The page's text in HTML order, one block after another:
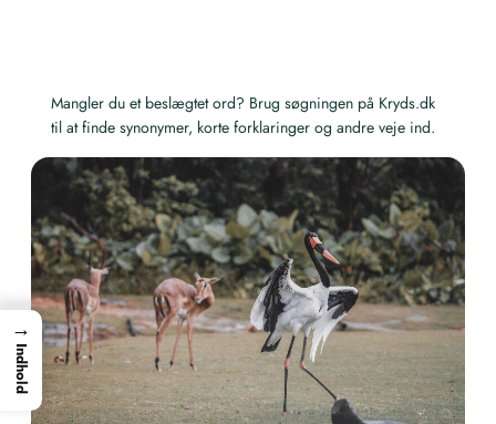
Mangler du et beslægtet ord? Brug søgningen på Kryds.dk
til at finde synonymer, korte forklaringer og andre veje ind.
→
Indhold